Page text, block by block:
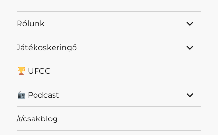
Rólunk
almenü
Játékoskeringő
almenü
UFCC
Podcast
almenü
/r/csakblog